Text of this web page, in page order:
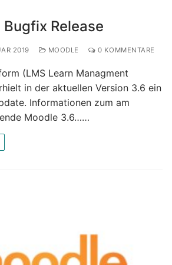
Bugfix Release
2019 MOODLE 0 KOMMENTARE
(LMS Learn Managment
in der aktuellen Version 3.6 ein
Informationen zum am
Moodle 3.6……